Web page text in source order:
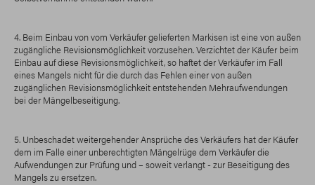
4. Beim Einbau von vom Verkäufer gelieferten Markisen ist eine von außen
zugängliche Revisionsmöglichkeit vorzusehen. Verzichtet der Käufer beim
Einbau auf diese Revisionsmöglichkeit, so haftet der Verkäufer im Fall
eines Mangels nicht für die durch das Fehlen einer von außen
zugänglichen Revisionsmöglichkeit entstehenden Mehraufwendungen
bei der Mängelbeseitigung.
5. Unbeschadet weitergehender Ansprüche des Verkäufers hat der Käufer
dem im Falle einer unberechtigten Mängelrüge dem Verkäufer die
Aufwendungen zur Prüfung und – soweit verlangt - zur Beseitigung des
Mangels zu ersetzen.